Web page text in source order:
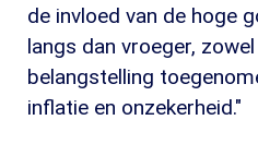
de invloed van de hoge
langs dan vroeger,
belangstelling
inflatie en onzekerheid."